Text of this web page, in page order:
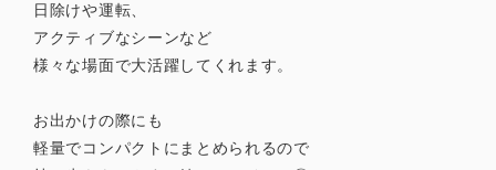
日除けや運転、
アクティブなシーンなど
様々な場面で大活躍してくれます。
お出かけの際にも
軽量でコンパクトにまとめられるので